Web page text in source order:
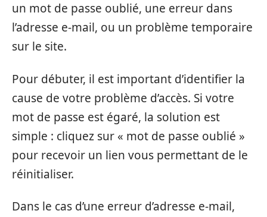
un mot de passe oublié, une erreur dans
l’adresse e-mail, ou un problème temporaire
sur le site.
Pour débuter, il est important d’identifier la
cause de votre problème d’accès. Si votre
mot de passe est égaré, la solution est
simple : cliquez sur « mot de passe oublié »
pour recevoir un lien vous permettant de le
réinitialiser.
Dans le cas d’une erreur d’adresse e-mail,